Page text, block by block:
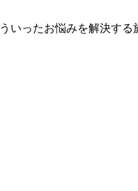
いったお悩みを解決する